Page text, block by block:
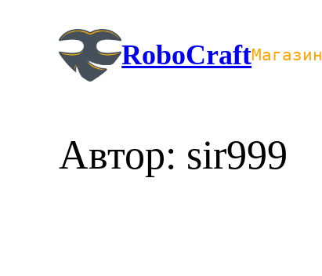
содержимому
RoboCraftМагазин
Автор: sir999